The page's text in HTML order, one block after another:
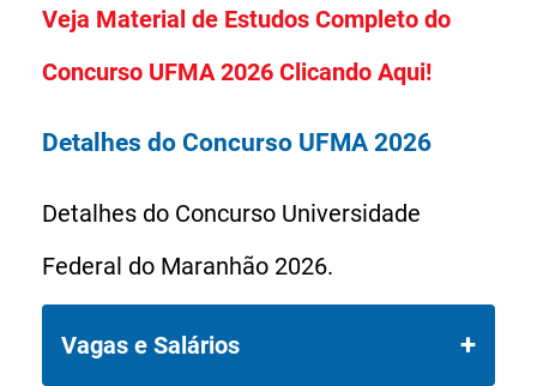
Veja Material de Estudos Completo do
Concurso UFMA 2026 Clicando Aqui!
Detalhes do Concurso UFMA 2026
Detalhes do Concurso Universidade
Federal do Maranhão 2026.
Vagas e Salários